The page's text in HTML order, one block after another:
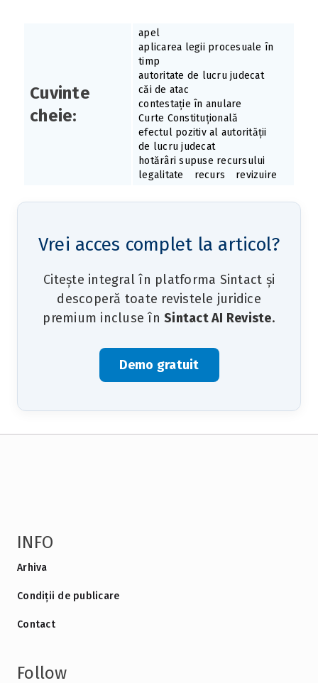
Cuvinte
cheie:
apel
aplicarea legii procesuale în
timp
autoritate de lucru judecat
căi de atac
contestație în anulare
Curte Constituțională
efectul pozitiv al autorității
de lucru judecat
hotărâri supuse recursului
legalitate
recurs revizuire
Vrei acces complet la articol?
Citește integral în platforma Sintact și
descoperă toate revistele juridice
premium incluse în Sintact AI Reviste.
Demo gratuit
INFO
Arhiva
Condiții de publicare
Contact
Follow